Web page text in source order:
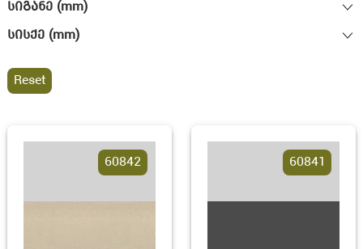
სიგანე (mm)
სისქე (mm)
Reset
60842 60841